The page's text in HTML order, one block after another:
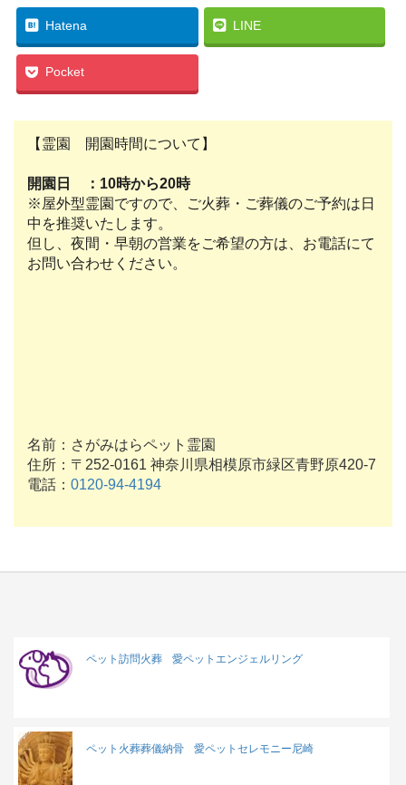
Hatena LINE
Pocket
【霊園 開園時間について】
開園日 ：10時から20時
※屋外型霊園ですので、ご火葬・ご葬儀のご予約は日
中を推奨いたします。
但し、夜間・早朝の営業をご希望の方は、お電話にて
お問い合わせください。
名前：さがみはらペット霊園
住所：〒252-0161 神奈川県相模原市緑区青野原420-7
電話： 0120-94-4194
ペット訪問火葬 愛ペットエンジェルリング
ペット火葬葬儀納骨 愛ペットセレモニー尼崎